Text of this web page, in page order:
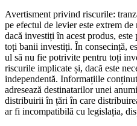
Avertisment privind riscurile:
pe efectul de levier este extrem
dacă investiți în acest produs,
toți banii investiți. În consecință,
ul să nu fie potrivite pentru toți
riscurile implicate și, dacă este
independentă. Informațiile
adresează destinatarilor unei
distribuirii în țări în care
ar fi incompatibilă cu legislația,